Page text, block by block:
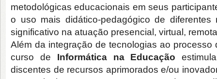
metodológicas educacionais em seus
o uso mais didático-pedagógico de diferentes
significativo na atuação presencial, virtual,
Além da integração de tecnologias ao
curso de Informática na Educação
discentes de recursos aprimorados e/ou